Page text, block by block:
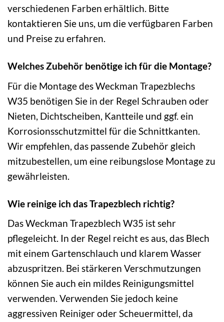
verschiedenen Farben erhältlich. Bitte
kontaktieren Sie uns, um die verfügbaren Farben
und Preise zu erfahren.
Welches Zubehör benötige ich für die Montage?
Für die Montage des Weckman Trapezblechs
W35 benötigen Sie in der Regel Schrauben oder
Nieten, Dichtscheiben, Kantteile und ggf. ein
Korrosionsschutzmittel für die Schnittkanten.
Wir empfehlen, das passende Zubehör gleich
mitzubestellen, um eine reibungslose Montage zu
gewährleisten.
Wie reinige ich das Trapezblech richtig?
Das Weckman Trapezblech W35 ist sehr
pflegeleicht. In der Regel reicht es aus, das Blech
mit einem Gartenschlauch und klarem Wasser
abzuspritzen. Bei stärkeren Verschmutzungen
können Sie auch ein mildes Reinigungsmittel
verwenden. Verwenden Sie jedoch keine
aggressiven Reiniger oder Scheuermittel, da